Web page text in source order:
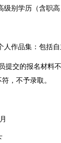
级别学历（含职高
人作品集：包括
提交的报名材料
，不予录取。